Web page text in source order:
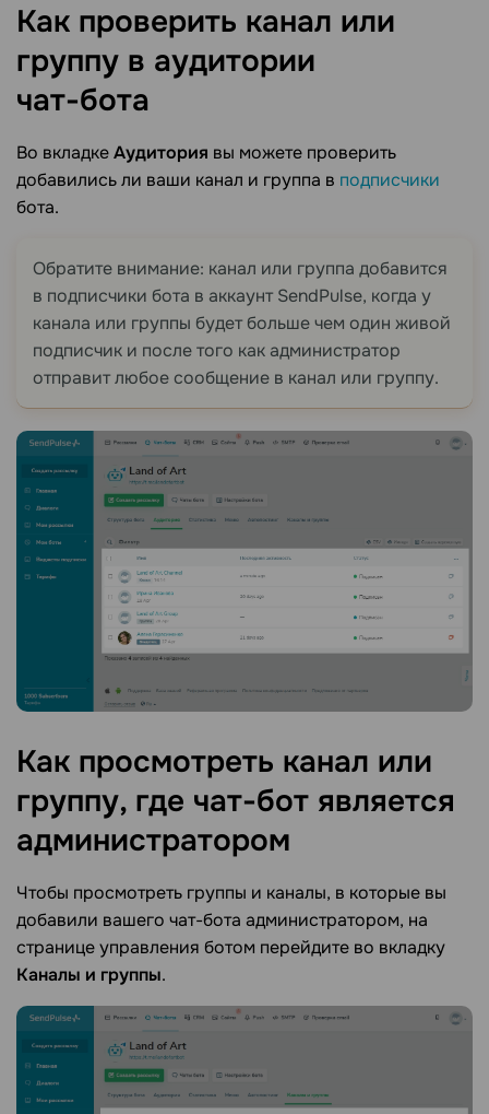
Как проверить канал или
группу в аудитории
чат-бота
Во вкладкеАудитория вы можете проверить
добавились ли ваши канал и группа в подписчики
бота.
Обратите внимание: канал или группа добавится
в подписчики бота в аккаунт SendPulse, когда у
канала или группы будет больше чем один живой
подписчик и после того как администратор
отправит любое сообщение в канал или группу.
Как просмотреть канал или
группу, где чат-бот является
администратором
Чтобы просмотреть группы и каналы, в которые вы
добавили вашего чат-бота администратором, на
странице управления ботом перейдите во вкладку
Каналы и группы.